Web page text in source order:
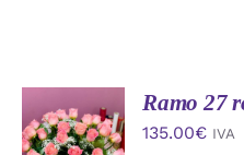
AL
CARRITO
Ramo 27
135.00€ IVA